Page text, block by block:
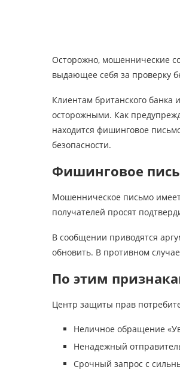
Осторожно, мошеннические
выдающее себя за проверку
Клиентам британского банка
осторожными. Как
находится фишинговое
безопасности.
Фишинговое
Мошенническое письмо
получателей просят
В сообщении приводятся
обновить. В противном
По этим
Центр защиты прав
Неличное обращение
Ненадежный
Срочный запрос с